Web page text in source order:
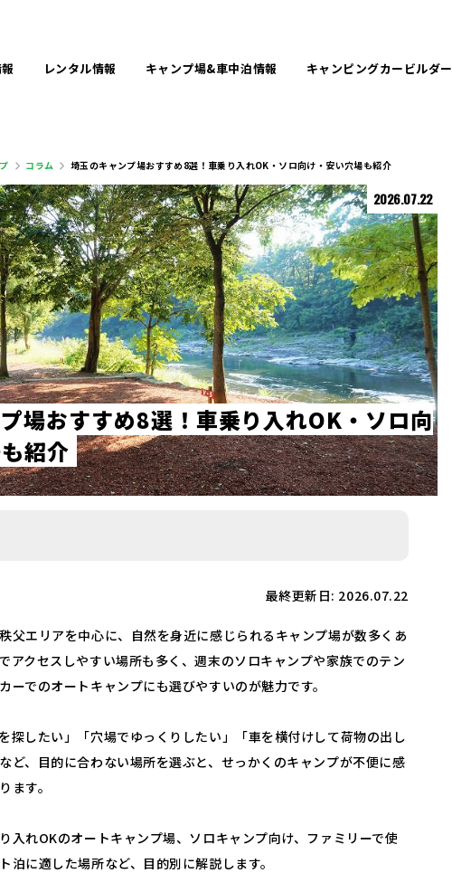
レンタル情報 キャンプ場&車中泊情報 キャンピングカービルダー
コラム 埼玉のキャンプ場おすすめ8選！車乗り入れOK・ソロ向け・安い穴場も紹介
2026.07.22
プ場おすすめ8選 ！ 車乗り入れOK ・ ソロ向
も紹介
最終更新日: 2026.07.22
父エリアを中心に、自然を身近に感じられるキャンプ場が数多くあ
アクセスしやすい場所も多く、週末のソロキャンプや家族でのテン
ーでのオートキャンプにも選びやすいのが魅力です。
探したい」「穴場でゆっくりしたい」「車を横付けして荷物の出し
ど、目的に合わない場所を選ぶと、せっかくのキャンプが不便に感
ます。
入れOKのオートキャンプ場、ソロキャンプ向け、ファミリーで使
泊に適した場所など、目的別に解説します。